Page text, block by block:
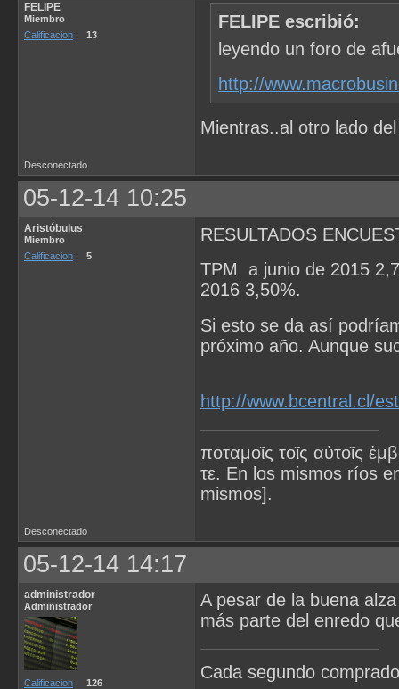
FELIPE
Miembro
Calificacion : 13
FELIPE escribió:
leyendo un foro de
http://
Mientras..al otro lado
Desconectado
05-12-14 10:25
Aristóbulus
Miembro
Calificacion : 5
RESULTADOS
TPM a junio de 2015
2016 3,50%.
Si esto se da así
próximo año. Aunque
http://www.bcentral.cl/
ποταμοῖς τοῖς αὐτοῖς
τε. En los mismos ríos
mismos].
Desconectado
05-12-14 14:17
administrador
Administrador
Calificacion : 126
A pesar de la buena
más parte del enredo
Cada segundo